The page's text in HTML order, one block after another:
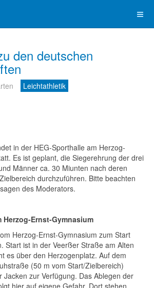
den deutschen
Leichtathletik
in der HEG-Sporthalle am Herzog-
Es ist geplant, die Siegerehrung der drei
Männer ca. 30 Miunten nach deren
durchzuführen. Bitte beachten
des Moderators.
Herzog-Ernst-Gymnasium
Herzog-Ernst-Gymnasium zum Start
Start ist in der Veerßer Straße am Alten
es über den Herzogenplatz. Auf dem
(50 m vom Start/Zielbereich)
Jacken zur Verfügung. Das Ablegen der
hier auf eigene Gefahr. Dort stehen